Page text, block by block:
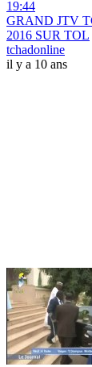
19:44
GRAND JTV
2016 SUR TOL
tchadonline
il y a 10 ans